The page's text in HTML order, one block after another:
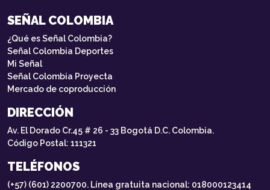
SEÑAL COLOMBIA
¿Qué es Señal Colombia?
Señal Colombia Deportes
Mi Señal
Señal Colombia Proyecta
Mercado de coproducción
DIRECCIÓN
Av. El Dorado Cr.45 # 26 - 33 Bogotá D.C. Colombia.
Código Postal: 111321
TELÉFONOS
(+57) (601) 2200700. Línea gratuita nacional: 018000123414